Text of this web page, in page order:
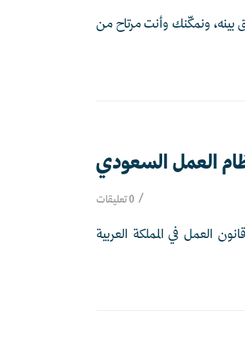
بينه، ونمكّنك وأنت مرتاح من
العمل السعودي
/ 0 تعليقات
العمل في المملكة العربية